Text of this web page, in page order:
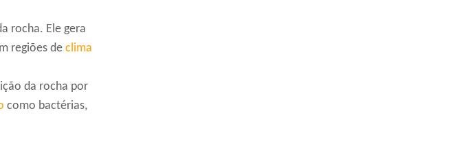
rocha. Ele gera
regiões de clima
da rocha por
como bactérias,